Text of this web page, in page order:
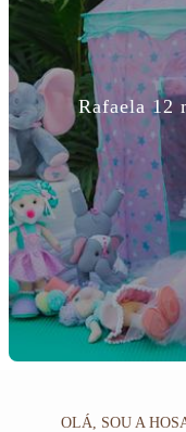
Rafaela 12
OLÁ, SOU A